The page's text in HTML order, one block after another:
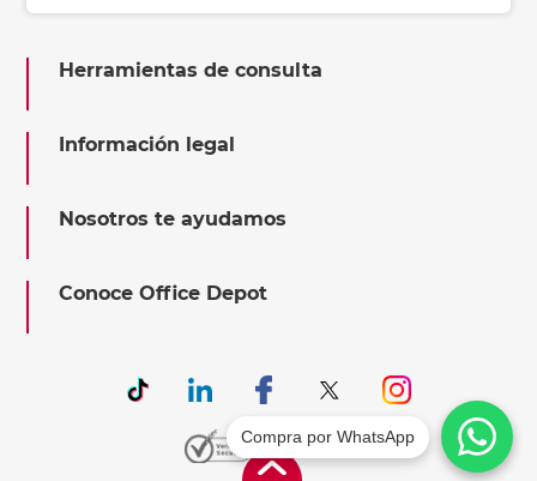
Herramientas de consulta
Información legal
Nosotros te ayudamos
Conoce Office Depot
Compra por WhatsApp